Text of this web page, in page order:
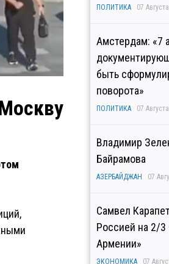
ПОЛИТИКА 07
Амстердам: «7
быть
поворота»
ПОЛИТИКА 07
Владимир
Байрамова
АЗЕРБАЙДЖАН 07
Самвел
Россией на 2/3
Армении»
ЭКОНОМИКА 07